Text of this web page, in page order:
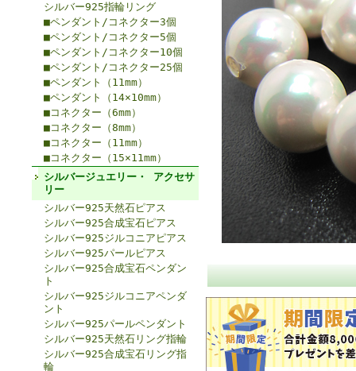
シルバー925指輪リング
■ペンダント/コネクター3個
■ペンダント/コネクター5個
■ペンダント/コネクター10個
■ペンダント/コネクター25個
■ペンダント（11mm）
■ペンダント（14×10mm）
■コネクター（6mm）
■コネクター（8mm）
■コネクター（11mm）
■コネクター（15×11mm）
シルバージュエリー・ アクセサ
リー
シルバー925天然石ピアス
シルバー925合成宝石ピアス
シルバー925ジルコニアピアス
シルバー925パールピアス
シルバー925合成宝石ペンダン
ト
シルバー925ジルコニアペンダ
ント
シルバー925パールペンダント
シルバー925天然石リング指輪
シルバー925合成宝石リング指
輪